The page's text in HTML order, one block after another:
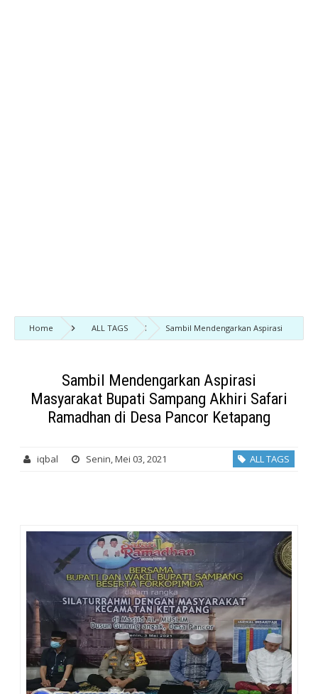
Home ALL TAGS
Sambil Mendengarkan Aspirasi
Masyarakat Bupati Sampang Akhiri Safari Ramadhan di Desa Pancor
Sambil Mendengarkan Aspirasi
Masyarakat Bupati Sampang Akhiri Safari
Ramadhan di Desa Pancor Ketapang
iqbal Senin, Mei 03, 2021 ALL TAGS